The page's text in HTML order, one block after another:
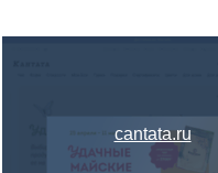
cantata.ru